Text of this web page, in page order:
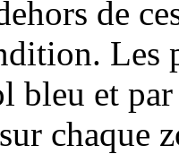
de
Les
bleu et
chaque